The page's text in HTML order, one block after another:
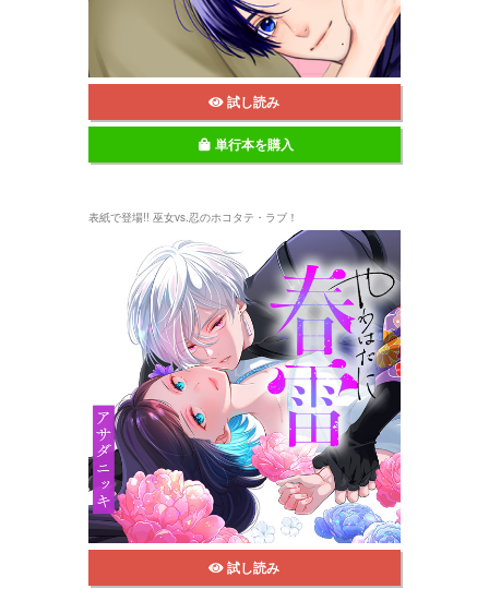
試し読み
単行本を購入
表紙で登場!! 巫女vs.忍のホコタテ・ラブ！
試し読み